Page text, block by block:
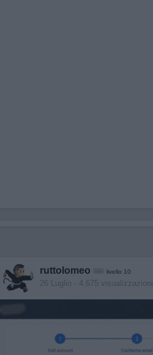
ruttolomeo livello 10
26 Luglio - 4.675 visualizzazioni